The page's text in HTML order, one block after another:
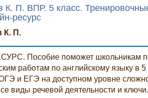
К. П. ВПР. 5 класс.
ресурс
К. П.
Пособие поможет школьникам
работам по английскому языку в
и ЕГЭ на доступном уровне
виды речевой деятельности и